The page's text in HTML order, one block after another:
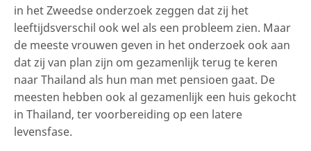
in het Zweedse onderzoek zeggen dat zij het
leeftijdsverschil ook wel als een probleem zien. Maar
de meeste vrouwen geven in het onderzoek ook aan
dat zij van plan zijn om gezamenlijk terug te keren
naar Thailand als hun man met pensioen gaat. De
meesten hebben ook al gezamenlijk een huis gekocht
in Thailand, ter voorbereiding op een latere
levensfase.